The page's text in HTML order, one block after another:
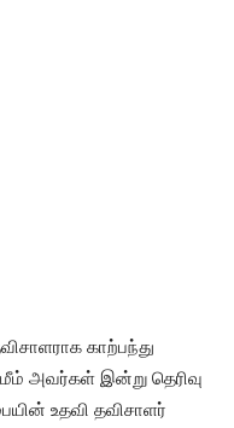
காற்பந்து
அவர்கள் இன்று தெரிவு
உதவி தவிசாளர்